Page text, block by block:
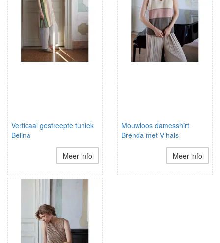
Verticaal gestreepte tuniek
Belina
Meer info
Mouwloos damesshirt
Brenda met V-hals
Meer info